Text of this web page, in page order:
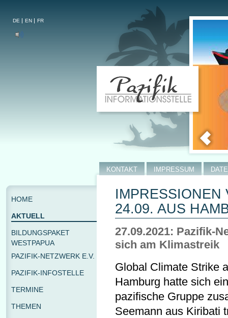
DE EN FR
IMPRESSIONEN
24.09. AUS
27.09.2021: Pazifik-
sich am Klimastreik
Global Climate Strike
Hamburg hatte sich
pazifische Gruppe
Seemann aus Kiribati
KONTAKT IMPRESSUM
HOME
AKTUELL
BILDUNGSPAKET
WESTPAPUA
PAZIFIK-NETZWERK E.V.
PAZIFIK-INFOSTELLE
TERMINE
THEMEN